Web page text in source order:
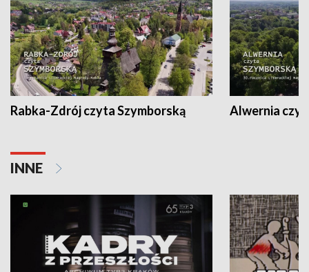
Rabka-Zdrój czyta Szymborską Alwernia
INNE